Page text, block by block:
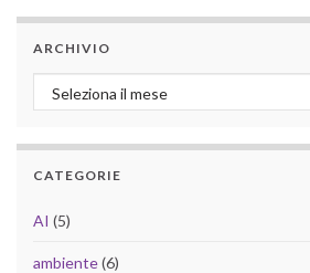
ARCHIVIO
Archivio
CATEGORIE
AI (5)
ambiente(6)